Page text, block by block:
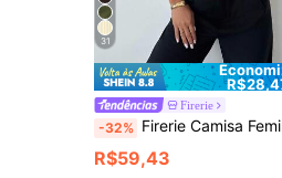
31
Firerie
-32% Firerie Camisa Feminina de Tecido de Linho de Bambu Apricot, Gola Enrugada, Manga Assimétrica, Franzido Lateral, Cintura Ajustada, Ideal
R$59,43